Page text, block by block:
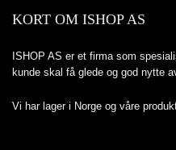
KORT OM ISHOP AS
ISHOP AS er et firma som
kunde skal få glede og god nytte
Vi har lager i Norge og våre